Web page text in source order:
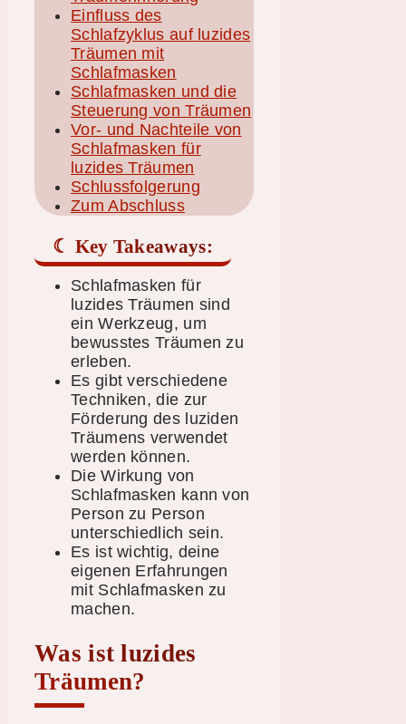
Einfluss des
Schlafzyklus auf luzides
Träumen mit
Schlafmasken
Schlafmasken und die
Steuerung von Träumen
Vor- und Nachteile von
Schlafmasken für
luzides Träumen
Schlussfolgerung
Zum Abschluss
Key Takeaways:
Schlafmasken für
luzides Träumen sind
ein Werkzeug, um
bewusstes Träumen zu
erleben.
Es gibt verschiedene
Techniken, die zur
Förderung des luziden
Träumens verwendet
werden können.
Die Wirkung von
Schlafmasken kann von
Person zu Person
unterschiedlich sein.
Es ist wichtig, deine
eigenen Erfahrungen
mit Schlafmasken zu
machen.
Was ist luzides
Träumen?